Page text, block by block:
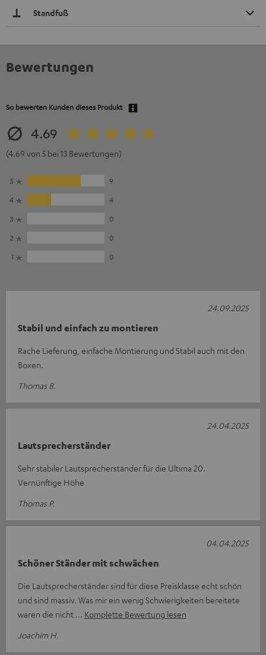
Standfuß
Bewertungen
So bewerten Kunden dieses Produkt
4.69
(4.69 von 5 bei 13 Bewertungen)
5
9
4
4
3
0
2
0
1
0
Stabil und einfach zu montieren
Rache Lieferung, einfache Montierung und Stabil auch mit den
Boxen.
Thomas B.
24.09.2025
Lautsprecherständer
Sehr stabiler Lautsprecherständer für die Ultima 20.
Vernünftige Höhe
Thomas P.
24.04.2025
Schöner Ständer mit schwächen
Die Lautsprecherständer sind für diese Preisklasse echt schön
und sind massiv. Was mir ein wenig Schwierigkeiten bereitete
waren die nicht
Komplette Bewertung lesen
Joachim H.
04.04.2025